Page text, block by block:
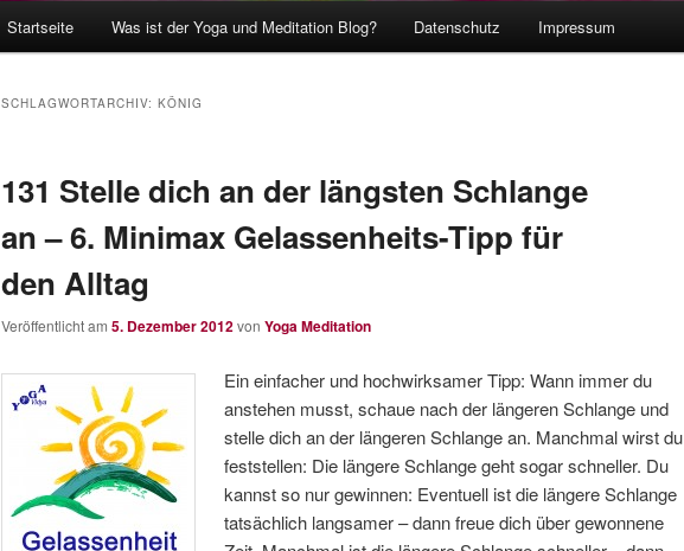
Startseite Was ist der Yoga und Meditation Blog? Datenschutz Impressum
SCHLAGWORTARCHIV: KÖNIG
131 Stelle dich an der längsten Schlange
an – 6. Minimax Gelassenheits-Tipp für
den Alltag
Veröffentlicht am 5. Dezember 2012von Yoga Meditation
Ein einfacher und hochwirksamer Tipp: Wann immer du
anstehen musst, schaue nach der längeren Schlange und
stelle dich an der längeren Schlange an. Manchmal wirst du
feststellen: Die längere Schlange geht sogar schneller. Du
kannst so nur gewinnen: Eventuell ist die längere Schlange
tatsächlich langsamer – dann freue dich über gewonnene